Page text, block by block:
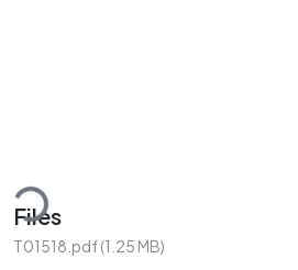
Files
T01518.pdf(1.25 MB)